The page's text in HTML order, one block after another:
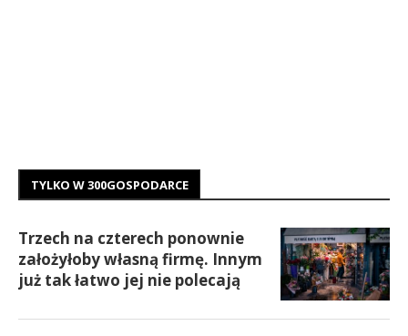
TYLKO W 300GOSPODARCE
Trzech na czterech ponownie
założyłoby własną firmę. Innym
już tak łatwo jej nie polecają